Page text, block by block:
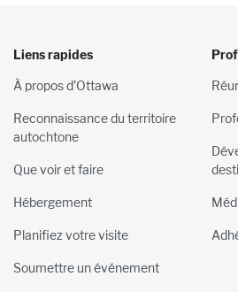
Liens rapides
À propos d’Ottawa
Reconnaissance du territoire
autochtone
Que voir et faire
Hébergement
Planifiez votre visite
Soumettre un événement